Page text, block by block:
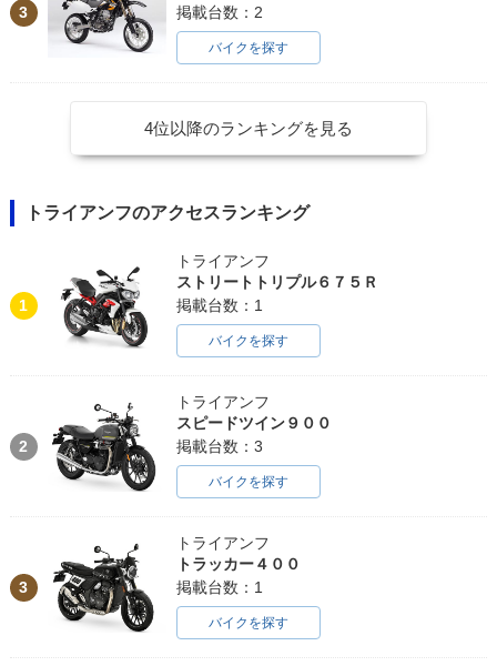
3
掲載台数：2
バイクを探す
4位以降のランキングを見る
トライアンフのアクセスランキング
1
トライアンフ
ストリートトリプル６７５Ｒ
掲載台数：1
バイクを探す
2
トライアンフ
スピードツイン９００
掲載台数：3
バイクを探す
3
トライアンフ
トラッカー４００
掲載台数：1
バイクを探す